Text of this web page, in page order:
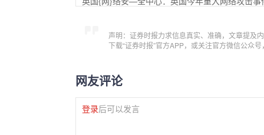
声明：证券时报力求信息真实、准确，文章提及
下载“证券时报”官方APP，或关注官方微信公众
网友评论
登录后可以发言